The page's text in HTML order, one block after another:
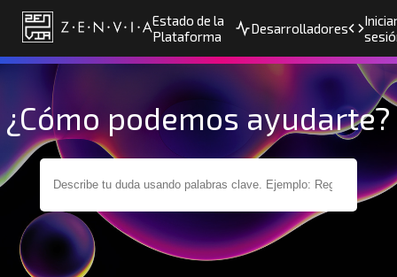
Estado de la
Plataforma
Desarrolladores
¿Cómo podemos ayudarte?